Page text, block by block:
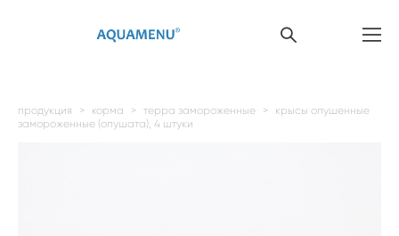
продукция > корма > терра замороженные > крысы опушенные
замороженные (опушата), 4 штуки